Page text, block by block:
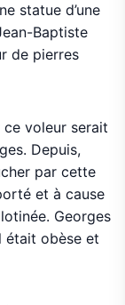
statue d’une
Baptiste
de pierres
ce voleur serait
Depuis,
par cette
et à cause
Georges
était obèse et